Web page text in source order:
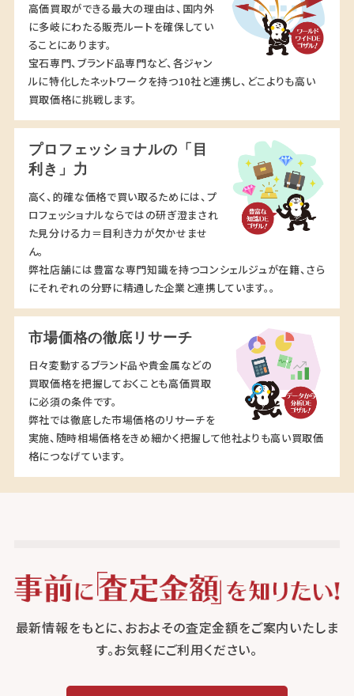
高価買取ができる最大の理由は、国内外
に多岐にわたる販売ルートを確保してい
ることにあります。
宝石専門、ブランド品専門など、各ジャン
ルに特化したネットワークを持つ10社と連携し、どこよりも高い
買取価格に挑戦します。
プロフェッショナルの「目
利き」力
高く、的確な価格で買い取るためには、プ
ロフェッショナルならではの研ぎ澄まされ
た見分ける力＝目利き力が欠かせませ
ん。
弊社店舗には豊富な専門知識を持つコンシェルジュが在籍、さら
にそれぞれの分野に精通した企業と連携しています。。
市場価格の徹底リサーチ
日々変動するブランド品や貴金属などの
買取価格を把握しておくことも高価買取
に必須の条件です。
弊社では徹底した市場価格のリサーチを
実施、随時相場価格をきめ細かく把握して他社よりも高い買取価
格につなげています。
最新情報をもとに、おおよその査定金額をご案内いたしま
す。お気軽にご利用ください。